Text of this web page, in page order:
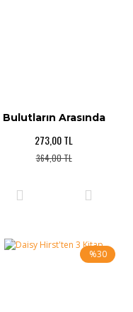
Bulutların Arasında
273,00 TL
364,00 TL
%30